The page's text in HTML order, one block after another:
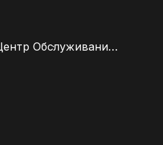
Центр Обслуживания Клиентов